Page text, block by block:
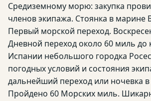
Средиземному морю: закупка
членов экипажа. Стоянка в марине
Первый морской переход.
Дневной переход около 60 миль до
Испании небольшого городка
погодных условий и состояния
дальнейший переход или ночевка
Пройдено 60 Морских миль.